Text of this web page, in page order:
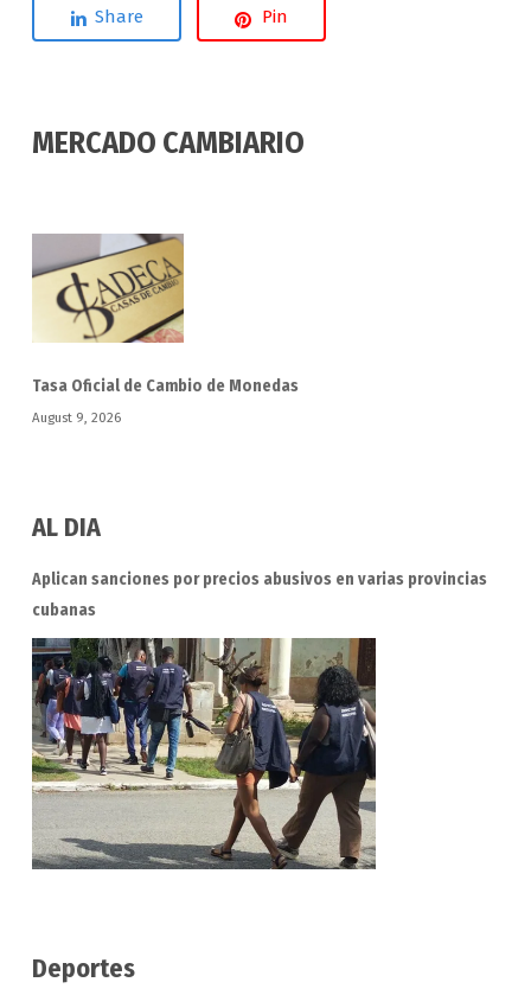
Share Pin
MERCADO CAMBIARIO
Tasa Oficial de Cambio de Monedas
August 9, 2026
AL DIA
Aplican sanciones por precios abusivos en varias provincias
cubanas
Deportes